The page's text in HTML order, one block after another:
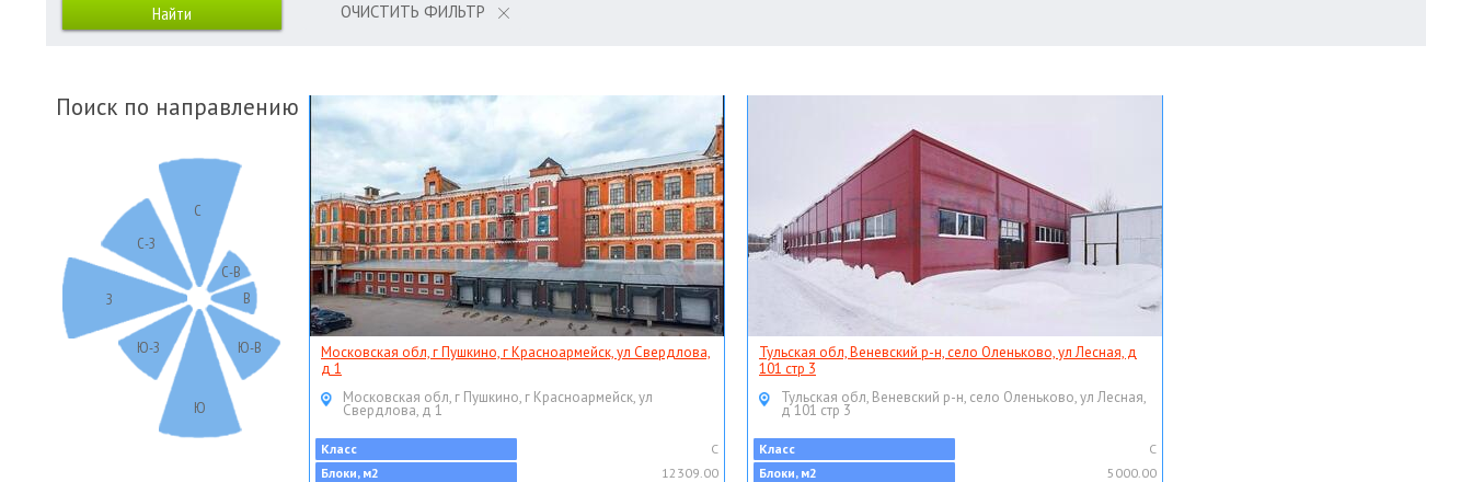
ОЧИСТИТЬ ФИЛЬТР
Поиск по направлению
С
С-В
В
Ю-В
Ю
Ю-З
З
С-З
Московская обл, г Пушкино, г Красноармейск, ул Свердлова,
д 1
Московская обл, г Пушкино, г Красноармейск, ул
Свердлова, д 1
Класс
C
Блоки, м2
12309.00
Тульская обл, Веневский р-н, село Оленьково, ул Лесная, д
101 стр 3
Тульская обл, Веневский р-н, село Оленьково, ул Лесная,
д 101 стр 3
Класс
C
Блоки, м2
5000.00